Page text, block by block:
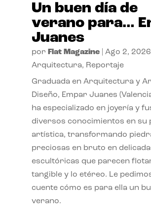
Un buen día de
verano para…
Juanes
por Flat Magazine| Ago 2, 2026
Arquitectura, Reportaje
Graduada en Arquitectura y
Diseño, Empar Juanes
ha especializado en joyería y
diversos conocimientos en su
artística, transformando
preciosas en bruto en
escultóricas que parecen
tangible y lo etéreo. Le
cuente cómo es para ella un
verano.